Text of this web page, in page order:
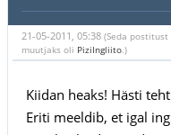
21-05-2011, 05:38 (Seda
muutjaks oli PiziIngliito.)
Kiidan heaks! Hästi
Eriti meeldib, et igal